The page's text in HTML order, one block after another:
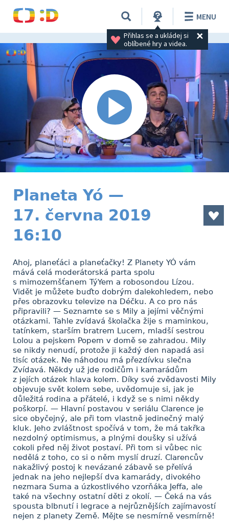
Přihlas se a ukládej si
oblíbené hry a videa.
MENU
Planeta Yó —
17. června 2019
16:10
Ahoj, planeťáci a planeťačky! Z Planety YÓ vám
mává celá moderátorská parta spolu
s mimozemšťanem TýYem a robosondou Lízou.
Vidět je můžete buďto dobrým dalekohledem, nebo
přes obrazovku televize na Déčku. A co pro nás
připravili? — Seznamte se s Mily a jejími věčnými
otázkami. Tahle zvídavá školačka žije s maminkou,
tatínkem, starším bratrem Lucem, mladší sestrou
Lolou a pejskem Popem v domě se zahradou. Mily
se nikdy nenudí, protože ji každý den napadá asi
tisíc otázek. Ne náhodou má přezdívku slečna
Zvídavá. Někdy už jde rodičům i kamarádům
z jejích otázek hlava kolem. Díky své zvědavosti Mily
objevuje svět kolem sebe, uvědomuje si, jak je
důležitá rodina a přátelé, i když se s nimi někdy
poškorpí. — Hlavní postavou v seriálu Clarence je
sice obyčejný, ale při tom vlastně jedinečný malý
kluk. Jeho zvláštnost spočívá v tom, že má takřka
nezdolný optimismus, a plnými doušky si užívá
cokoli před něj život postaví. Při tom si vůbec nic
nedělá z toho, co si o něm myslí druzí. Clarencův
nakažlivý postoj k nevázané zábavě se přelívá
jednak na jeho nejlepší dva kamarády, divokého
nezmara Suma a úzkostlivého vzorňáka Jeffa, ale
také na všechny ostatní děti z okolí. — Čeká na vás
spousta blbnutí i legrace a nejrůznějších zajímavostí
nejen z planety Země. Mějte se nesmírně vesmírně!